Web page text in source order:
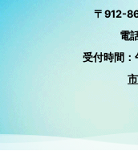
〒912-
電
受付時間